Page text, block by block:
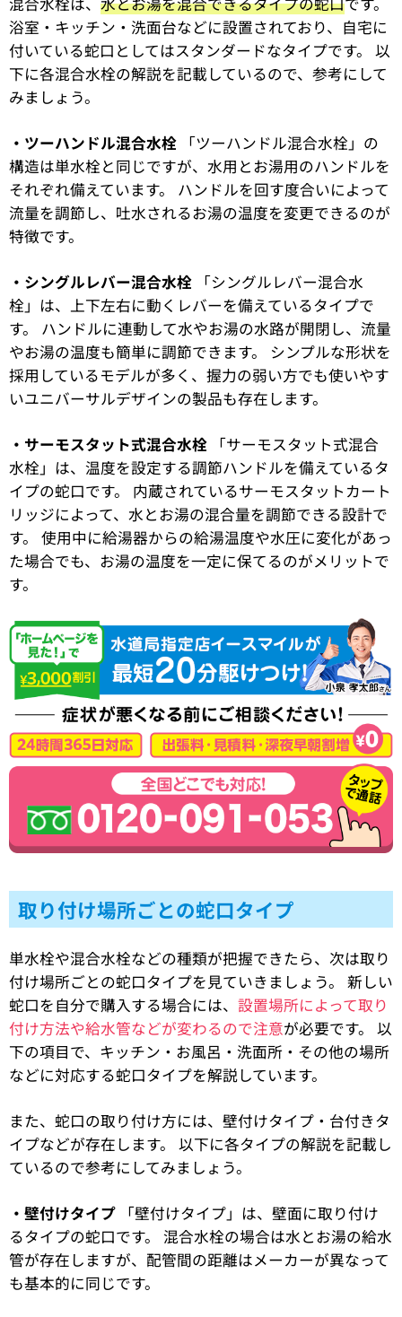
浴室・キッチン・洗面台などに設置されており、自宅に
付いている蛇口としてはスタンダードなタイプです。 以
下に各混合水栓の解説を記載しているので、参考にして
みましょう。
・ツーハンドル混合水栓 「ツーハンドル混合水栓」の
構造は単水栓と同じですが、水用とお湯用のハンドルを
それぞれ備えています。 ハンドルを回す度合いによって
流量を調節し、吐水されるお湯の温度を変更できるのが
特徴です。
・シングルレバー混合水栓 「シングルレバー混合水
栓」は、上下左右に動くレバーを備えているタイプで
す。 ハンドルに連動して水やお湯の水路が開閉し、流量
やお湯の温度も簡単に調節できます。 シンプルな形状を
採用しているモデルが多く、握力の弱い方でも使いやす
いユニバーサルデザインの製品も存在します。
・サーモスタット式混合水栓 「サーモスタット式混合
水栓」は、温度を設定する調節ハンドルを備えているタ
イプの蛇口です。 内蔵されているサーモスタットカート
リッジによって、水とお湯の混合量を調節できる設計で
す。 使用中に給湯器からの給湯温度や水圧に変化があっ
た場合でも、お湯の温度を一定に保てるのがメリットで
す。
取り付け場所ごとの蛇口タイプ
単水栓や混合水栓などの種類が把握できたら、次は取り
付け場所ごとの蛇口タイプを見ていきましょう。 新しい
蛇口を自分で購入する場合には、 設置場所によって取り
付け方法や給水管などが変わるので注意が必要です。 以
下の項目で、キッチン・お風呂・洗面所・その他の場所
などに対応する蛇口タイプを解説しています。
また、蛇口の取り付け方には、壁付けタイプ・台付きタ
イプなどが存在します。 以下に各タイプの解説を記載し
ているので参考にしてみましょう。
・壁付けタイプ 「壁付けタイプ」は、壁面に取り付け
るタイプの蛇口です。 混合水栓の場合は水とお湯の給水
管が存在しますが、配管間の距離はメーカーが異なって
も基本的に同じです。